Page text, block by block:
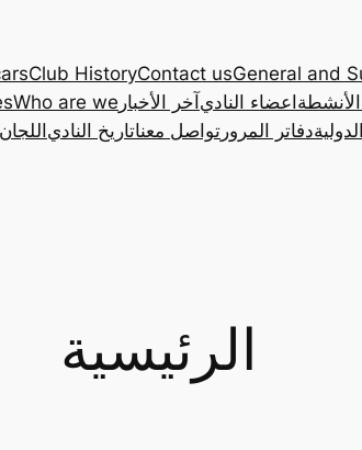
Club HistoryContact usGeneral and
Who are we آخر الأخبار اعضاء النادي الأنشطة
تاريخ الناديتواصل معنا دفاتر المرور
الرئيسية